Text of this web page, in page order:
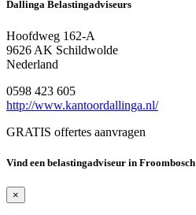
Dallinga Belastingadviseurs
Hoofdweg 162-A
9626 AK Schildwolde
Nederland
0598 423 605
http://www.kantoordallinga.nl/
GRATIS offertes aanvragen
Vind een belastingadviseur in Froombosch
×